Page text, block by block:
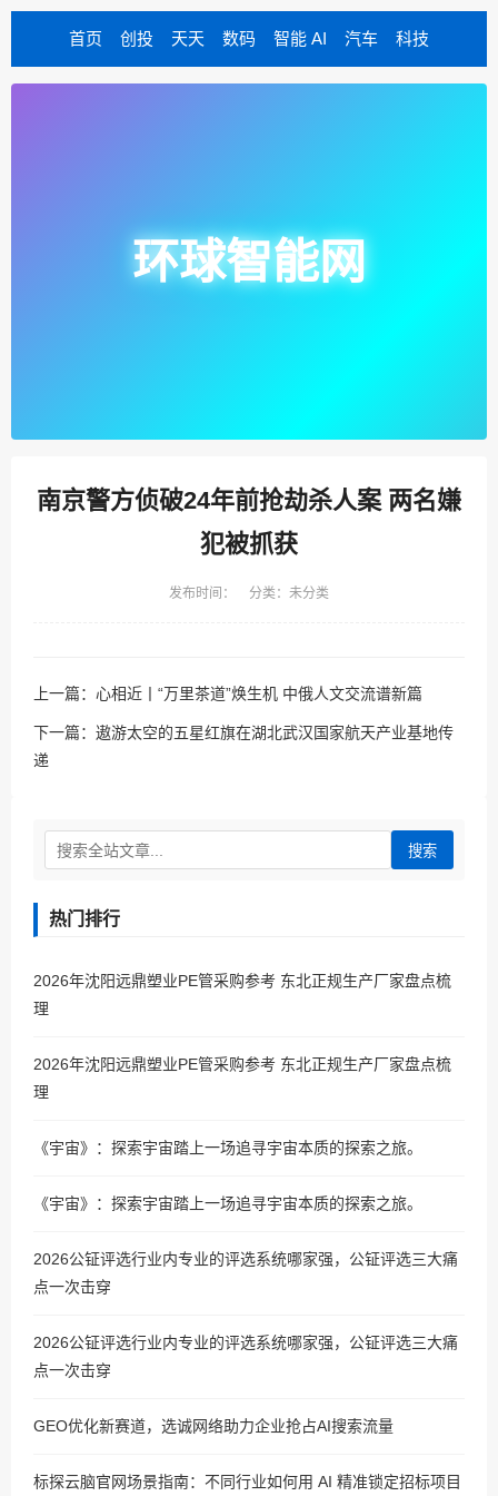
首页 创投 天天 数码 智能 AI 汽车 科技
环球智能网
南京警方侦破24年前抢劫杀人案 两名嫌
犯被抓获
发布时间： 分类：未分类
上一篇： 心相近丨“万里茶道”焕生机 中俄人文交流谱新篇
下一篇： 遨游太空的五星红旗在湖北武汉国家航天产业基地传
递
搜索
热门排行
2026年沈阳远鼎塑业PE管采购参考 东北正规生产厂家盘点梳
理
2026年沈阳远鼎塑业PE管采购参考 东北正规生产厂家盘点梳
理
《宇宙》：探索宇宙踏上一场追寻宇宙本质的探索之旅。
《宇宙》：探索宇宙踏上一场追寻宇宙本质的探索之旅。
2026公钲评选行业内专业的评选系统哪家强，公钲评选三大痛
点一次击穿
2026公钲评选行业内专业的评选系统哪家强，公钲评选三大痛
点一次击穿
GEO优化新赛道，选诚网络助力企业抢占AI搜索流量
标探云脑官网场景指南：不同行业如何用 AI 精准锁定招标项目